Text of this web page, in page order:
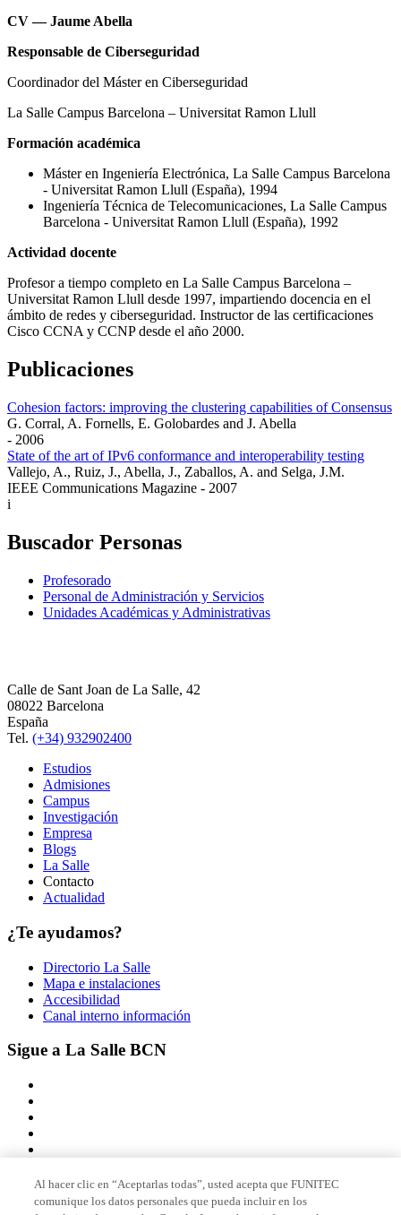
CV — Jaume Abella
Responsable de Ciberseguridad
Coordinador del Máster en Ciberseguridad
La Salle Campus Barcelona – Universitat Ramon Llull
Formación académica
Máster en Ingeniería Electrónica, La Salle Campus Barcelona
- Universitat Ramon Llull (España), 1994
Ingeniería Técnica de Telecomunicaciones, La Salle Campus
Barcelona - Universitat Ramon Llull (España), 1992
Actividad docente
Profesor a tiempo completo en La Salle Campus Barcelona –
Universitat Ramon Llull desde 1997, impartiendo docencia en el
ámbito de redes y ciberseguridad. Instructor de las certificaciones
Cisco CCNA y CCNP desde el año 2000.
Publicaciones
Cohesion factors: improving the clustering capabilities of Consensus
G. Corral, A. Fornells, E. Golobardes and J. Abella
- 2006
State of the art of IPv6 conformance and interoperability testing
Vallejo, A., Ruiz, J., Abella, J., Zaballos, A. and Selga, J.M.
IEEE Communications Magazine - 2007
i
Buscador Personas
Profesorado
Personal de Administración y Servicios
Unidades Académicas y Administrativas
Calle de Sant Joan de La Salle, 42
08022 Barcelona
España
Tel. (+34) 932902400
Estudios
Admisiones
Campus
Investigación
Empresa
Blogs
La Salle
Contacto
Actualidad
¿Te ayudamos?
Directorio La Salle
Mapa e instalaciones
Accesibilidad
Canal interno información
Sigue a La Salle BCN
Miembro de
Al hacer clic en “Aceptarlas todas”, usted acepta que FUNITEC
comunique los datos personales que pueda incluir en los